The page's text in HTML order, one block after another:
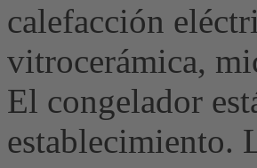
calefacción
vitrocerámica,
El congelador
establecimiento.